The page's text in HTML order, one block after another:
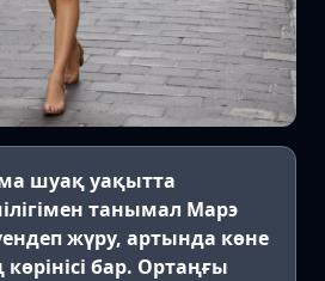
шуақ уақытта
танымал Марэ
жүру, артында көне
бар. Ортаңғы